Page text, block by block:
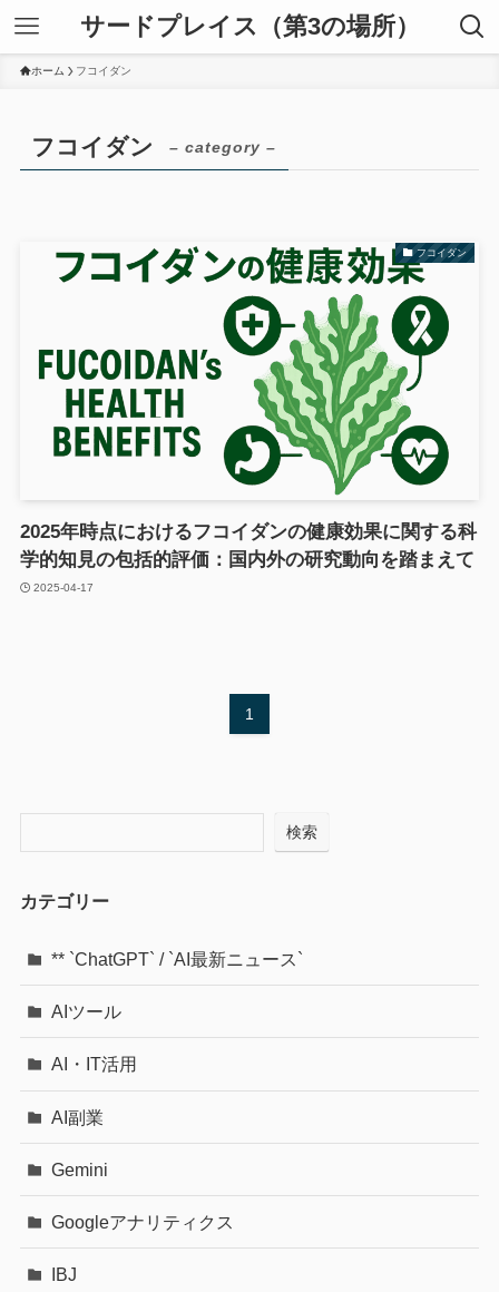
サードプレイス（第3の場所）
ホーム フコイダン
フコイダン – category –
フコイダン
2025年時点におけるフコイダンの健康効果に関する科
学的知見の包括的評価：国内外の研究動向を踏まえて
2025-04-17
1
検索
カテゴリー
** `ChatGPT` / `AI最新ニュース`
AIツール
AI・IT活用
AI副業
Gemini
Googleアナリティクス
IBJ